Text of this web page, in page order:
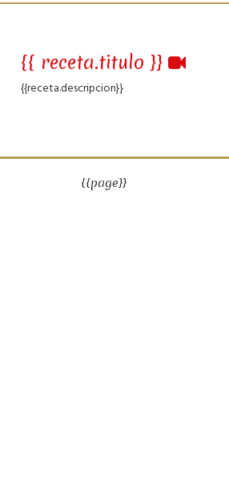
{{ receta.titulo }}
{{receta.descripcion}}
{{page}}